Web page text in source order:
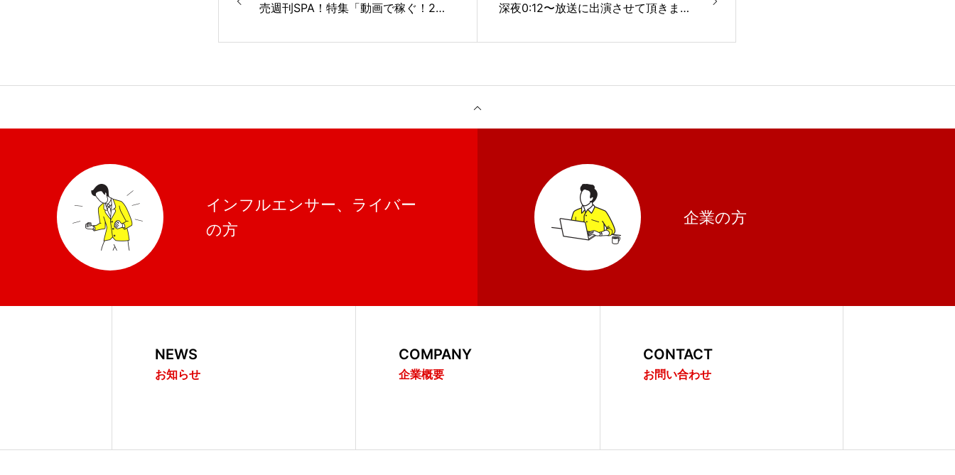
売週刊SPA！特集「動画で稼ぐ！2」
長が1ページでコメントさせて頂きま
深夜0:12〜放送に出演させて頂きまし
インフルエンサー、ライバー
の方
企業の方
NEWS
お知らせ
COMPANY
企業概要
CONTACT
お問い合わせ